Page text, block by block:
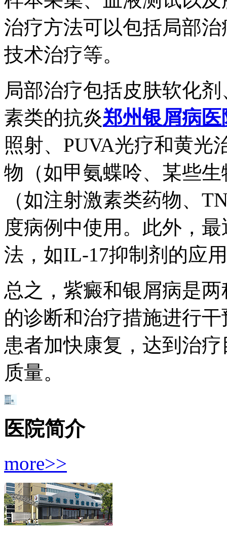
治疗方法可以包括局部
技术治疗等。
局部治疗包括皮肤软化
素类的抗炎郑州银屑病医
照射、PUVA光疗和黄光
物（如甲氨蝶呤、某些
（如注射激素类药物、
度病例中使用。此外，
法，如IL-17抑制剂的应
总之，紫癜和银屑病是
的诊断和治疗措施进行
患者加快康复，达到治
质量。
医院简介
more>>